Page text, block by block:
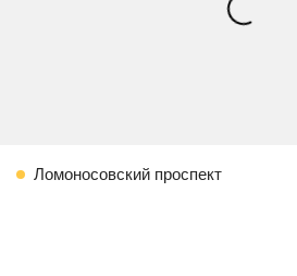
Ломоносовский проспект